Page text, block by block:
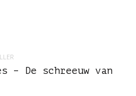
– De schreeuw van